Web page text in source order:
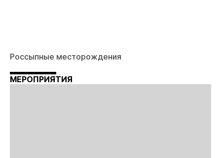
Россыпные месторождения
МЕРОПРИЯТИЯ